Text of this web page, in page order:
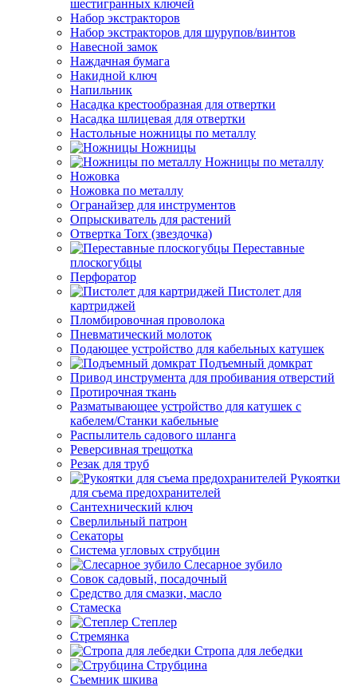
шестигранных ключей
Набор экстракторов
Набор экстракторов для шурупов/винтов
Навесной замок
Наждачная бумага
Накидной ключ
Напильник
Насадка крестообразная для отвертки
Насадка шлицевая для отвертки
Настольные ножницы по металлу
Ножницы
Ножницы по металлу
Ножовка
Ножовка по металлу
Огранайзер для инструментов
Опрыскиватель для растений
Отвертка Torx (звездочка)
Переставные
плоскогубцы
Перфоратор
Пистолет для
картриджей
Пломбировочная проволока
Пневматический молоток
Подающее устройство для кабельных катушек
Подъемный домкрат
Привод инструмента для пробивания отверстий
Протирочная ткань
Разматывающее устройство для катушек с
кабелем/Станки кабельные
Распылитель садового шланга
Реверсивная трещотка
Резак для труб
Рукоятки
для съема предохранителей
Сантехнический ключ
Сверлильный патрон
Секаторы
Система угловых струбцин
Слесарное зубило
Совок садовый, посадочный
Средство для смазки, масло
Стамеска
Степлер
Стремянка
Стропа для лебедки
Струбцина
Съемник шкива